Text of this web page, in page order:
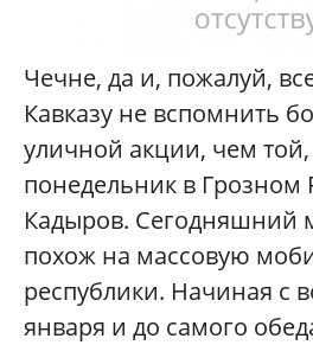
Чечне, да и, пожалуй,
Кавказу не вспомнить
уличной акции, чем
понедельник в Грозном
Кадыров. Сегодняшний
похож на массовую
республики. Начиная с
января и до самого